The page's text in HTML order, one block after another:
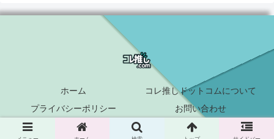
ホーム
コレ推しドットコムについて
プライバシーポリシー
お問い合わせ
© 2021 コレ推しドットコム.